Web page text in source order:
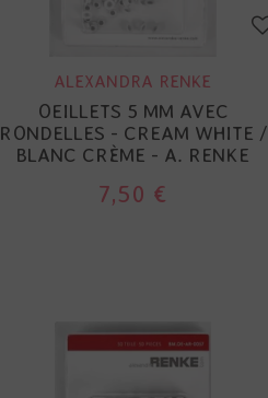
ALEXANDRA RENKE
OEILLETS 5 MM AVEC
RONDELLES - CREAM WHITE /
BLANC CRÈME - A. RENKE
7,50 €